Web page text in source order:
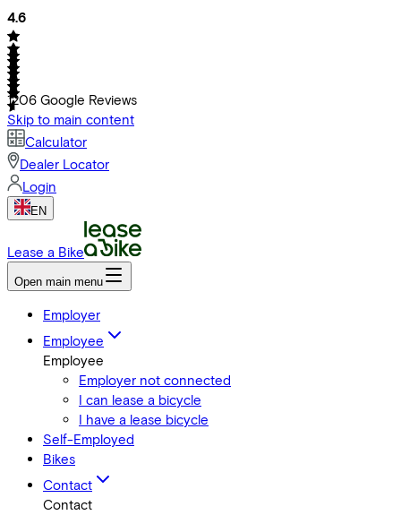
4.6
1206 Google Reviews
Skip to main content
Calculator
Dealer Locator
Login
EN
Lease a Bike
Open main menu
Employer
Employee
Employee
Employer not connected
I can lease a bicycle
I have a lease bicycle
Self-Employed
Bikes
Contact
Contact